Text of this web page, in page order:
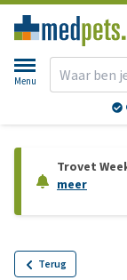
Menu
Trovet
meer
Terug